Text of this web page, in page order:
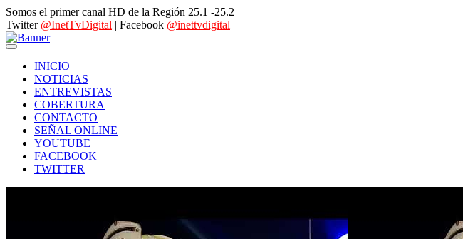
Somos el primer canal HD de la Región 25.1 -25.2
Twitter @InetTvDigital | Facebook @inettvdigital
INICIO
NOTICIAS
ENTREVISTAS
COBERTURA
CONTACTO
SEÑAL ONLINE
YOUTUBE
FACEBOOK
TWITTER